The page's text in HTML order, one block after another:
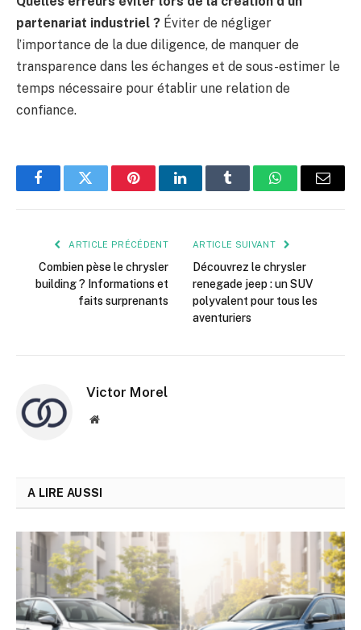
partenariat industriel ? Éviter de négliger
l’importance de la due diligence, de manquer de
transparence dans les échanges et de sous-estimer le
temps nécessaire pour établir une relation de
confiance.
FacebookTwitter PinterestLinkedInTumblr WhatsApp
E-
ARTICLE PRÉCÉDENT
Combien pèse le chrysler
building ? Informations et
faits surprenants
ARTICLE SUIVANT
Découvrez le chrysler
renegade jeep : un SUV
polyvalent pour tous les
aventuriers
Victor Morel
Site
A LIRE AUSSI